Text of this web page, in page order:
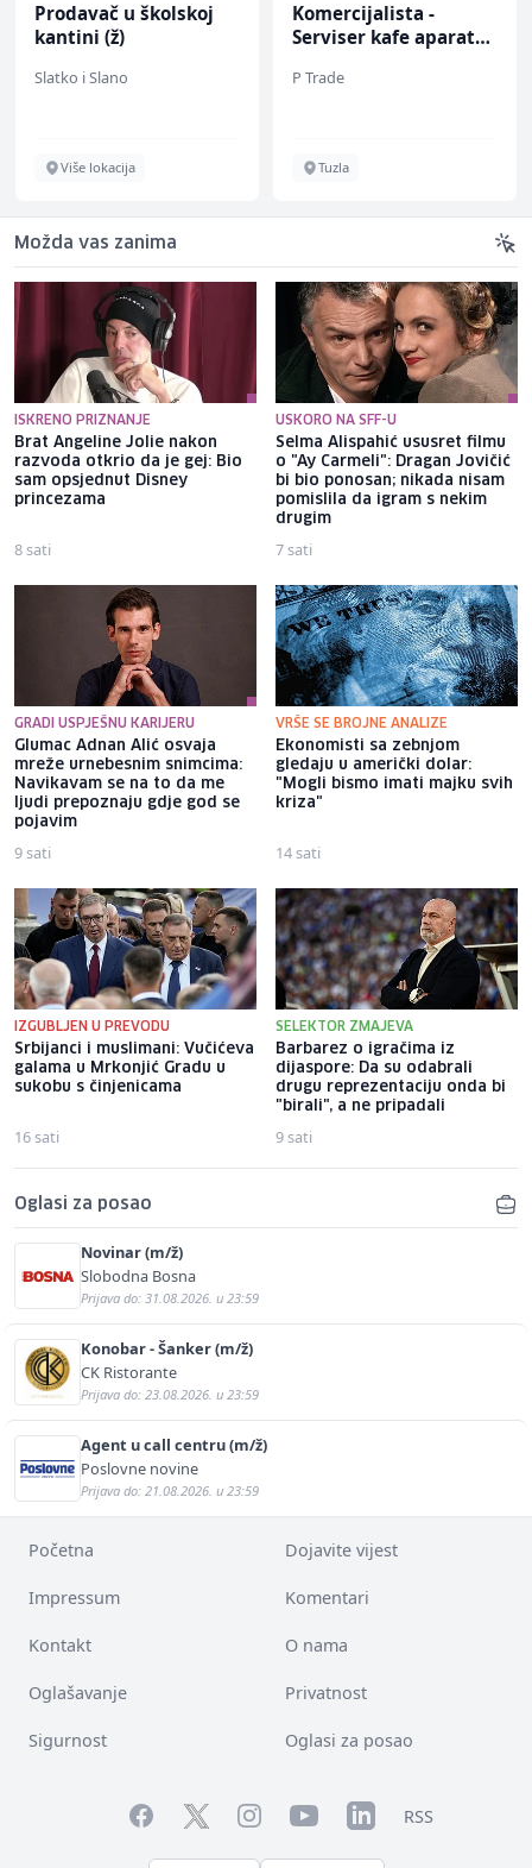
Prodavač u školskoj
kantini (ž)
Slatko i Slano
Više lokacija
Komercijalista -
Serviser kafe aparata
P Trade
Tuzla
Možda vas zanima
ISKRENO PRIZNANJE
Brat Angeline Jolie nakon
razvoda otkrio da je gej: Bio
sam opsjednut Disney
princezama
8 sati
USKORO NA SFF-U
Selma Alispahić ususret filmu
o "Ay Carmeli": Dragan Jovičić
bi bio ponosan; nikada nisam
pomislila da igram s nekim
drugim
7 sati
GRADI USPJEŠNU KARIJERU
Glumac Adnan Alić osvaja
mreže urnebesnim snimcima:
Navikavam se na to da me
ljudi prepoznaju gdje god se
pojavim
9 sati
VRŠE SE BROJNE ANALIZE
Ekonomisti sa zebnjom
gledaju u američki dolar:
"Mogli bismo imati majku svih
kriza"
14 sati
IZGUBLJEN U PREVODU
Srbijanci i muslimani: Vučićeva
galama u Mrkonjić Gradu u
sukobu s činjenicama
16 sati
SELEKTOR ZMAJEVA
Barbarez o igračima iz
dijaspore: Da su odabrali
drugu reprezentaciju onda bi
"birali", a ne pripadali
9 sati
Oglasi za posao
Novinar (m/ž)
Slobodna Bosna
Prijava do: 31.08.2026. u 23:59
Konobar - Šanker (m/ž)
CK Ristorante
Prijava do: 23.08.2026. u 23:59
Agent u call centru (m/ž)
Poslovne novine
Prijava do: 21.08.2026. u 23:59
Početna Dojavite vijest
Impressum Komentari
Kontakt O nama
Oglašavanje Privatnost
Sigurnost Oglasi za posao
FacebookTwitterInstagramYouTubeLinkedInRSS